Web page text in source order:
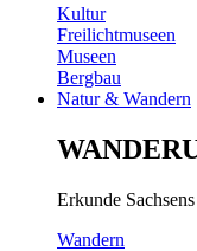
Kultur
Freilichtmuseen
Museen
Bergbau
Natur & Wandern
Erkunde
Wandern